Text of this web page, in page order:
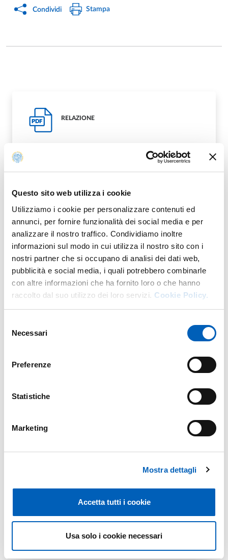
Questo sito web utilizza i cookie
Utilizziamo i cookie per personalizzare contenuti ed
annunci, per fornire funzionalità dei social media e per
analizzare il nostro traffico. Condividiamo inoltre
informazioni sul modo in cui utilizza il nostro sito con i
nostri partner che si occupano di analisi dei dati web,
pubblicità e social media, i quali potrebbero combinarle
con altre informazioni che ha fornito loro o che hanno
raccolto dal suo utilizzo dei loro servizi. Cookie Policy.
delNecessari
Preferenze
Statistiche
Marketing
Mostra dettagli
Accetta tutti i cookie
Usa solo i cookie necessari
Condividi Stampa
PDF
RELAZIONE
PDF
SCANSIONE RELAZIONE
Modificato il14/12/2017